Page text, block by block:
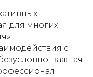
для многих
с
важная